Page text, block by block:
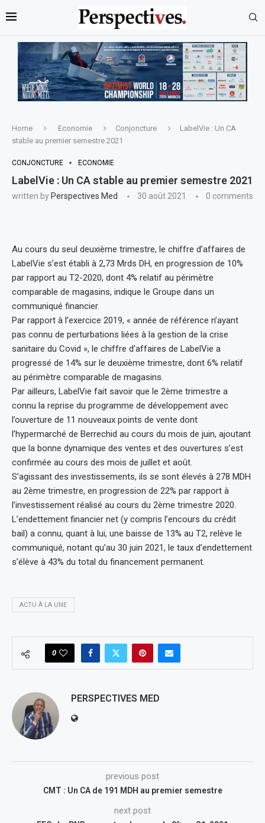
Home Economie Conjoncture
LabelVie : Un CA
stable au premier semestre 2021
CONJONCTURE ECONOMIE
LabelVie : Un CA stable au premier semestre 2021
written by Perspectives Med 30 août 2021 0 comments
Au cours du seul deuxième trimestre, le chiffre d’affaires de
LabelVie s’est établi à 2,73 Mrds DH, en progression de 10%
par rapport au T2-2020, dont 4% relatif au périmètre
comparable de magasins, indique le Groupe dans un
communiqué financier.
Par rapport à l’exercice 2019, « année de référence n’ayant
pas connu de perturbations liées à la gestion de la crise
sanitaire du Covid », le chiffre d’affaires de LabelVie a
progressé de 14% sur le deuxième trimestre, dont 6% relatif
au périmètre comparable de magasins.
Par ailleurs, LabelVie fait savoir que le 2ème trimestre a
connu la reprise du programme de développement avec
l’ouverture de 11 nouveaux points de vente dont
l’hypermarché de Berrechid au cours du mois de juin, ajoutant
que la bonne dynamique des ventes et des ouvertures s’est
confirmée au cours des mois de juillet et août.
S’agissant des investissements, ils se sont élevés à 278 MDH
au 2ème trimestre, en progression de 22% par rapport à
l’investissement réalisé au cours du 2ème trimestre 2020.
L’endettement financier net (y compris l’encours du crédit
bail) a connu, quant à lui, une baisse de 13% au T2, relève le
communiqué, notant qu’au 30 juin 2021, le taux d’endettement
s’élève à 43% du total du financement permanent.
ACTU À LA UNE
0
PERSPECTIVES MED
previous post
CMT : Un CA de 191 MDH au premier semestre
next post